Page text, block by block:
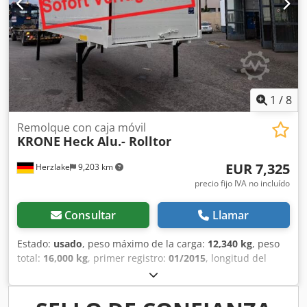
Plazo de entrega previo acuerdo. Recién pintado. Estado
técnico listo para su uso, superestructura y patas
repintadas. Subestructura (KTL) limpiada y protegida con
tratamiento antigravilla. UVV válido. Documentación UVV
disponible. ¡¡PINTURA NUEVA!! Las medidas son
aproximadas. Oferta sujeta a venta previa, precios netos
ex almacén en D-59302 Oelde. Más detalles previa
consulta por teléfono o correo electrónico:
1 /8
Herzlake 9,203 km
Remolque con caja móvil
KRONE Heck Alu.- Rolltor
EUR 7,325
precio fijo IVA no incluído
Consultar Llamar
Estado: usado, peso máximo de la carga: 12,340 kg, peso
total: 16,000 kg, primer registro: 01/2015, longitud del
, anchura del espacio de
carga:2,470 mm, altura del espacio de carga:2,700 mm,
volumen del espacio de carga:51 m³, ancho total:2,550